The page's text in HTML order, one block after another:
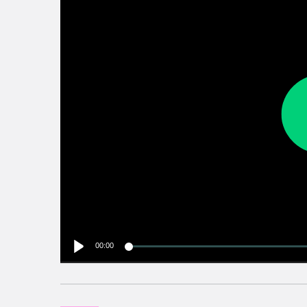
00:00